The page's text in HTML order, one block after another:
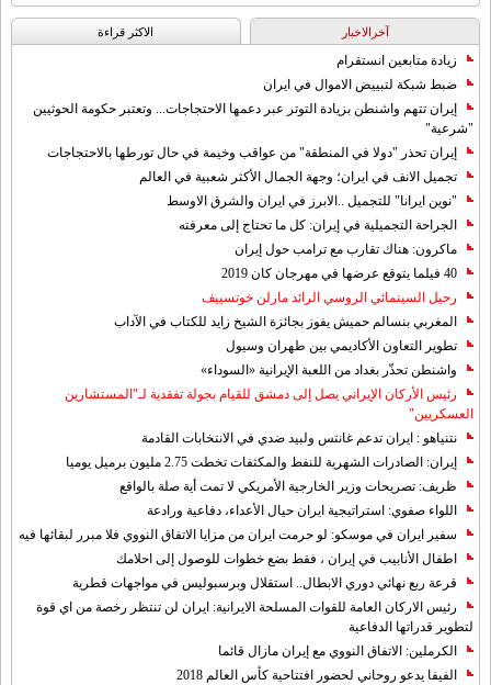
آخرالاخبار الاکثر قراءة
زيادة متابعين انستقرام
ضبط شبكة لتبييض الاموال في ايران
إيران تتهم واشنطن بزيادة التوتر عبر دعمها الاحتجاجات... وتعتبر حكومة الحوثيين
"شرعية"
إيران تحذر "دولا في المنطقة" من عواقب وخيمة في حال تورطها بالاحتجاجات
تجميل الانف في ايران؛ وجهة الجمال الأكثر شعبية في العالم
"نوين ايرانا" للتجميل ..الابرز في ايران والشرق الاوسط
الجراحة التجميلية في إيران: كل ما تحتاج إلى معرفته
ماكرون: هناك تقارب مع ترامب حول إيران
40 فيلما يتوقع عرضها في مهرجان كان 2019
رحيل السينمائي الروسي الرائد مارلن خوتسييف
المغربي بنسالم حميش يفوز بجائزة الشيخ زايد للكتاب في الآداب
تطوير التعاون الأكاديمي بين طهران وسيول
واشنطن تحذّر بغداد من اللعبة الإيرانية «السوداء»
رئيس الأركان الإيراني يصل إلى دمشق للقيام بجولة تفقدية لـ"المستشارين
العسكريين"
نتنياهو : ايران تدعم غانتس ولبيد ضدي في الانتخابات القادمة
إيران: الصادرات الشهریة للنفط والمكثفات تخطت 2.75 مليون برميل يوميا
ظريف: تصريحات وزير الخارجية الأمريكي لا تمت أية صلة بالواقع
اللواء صفوي: استراتيجية ايران حيال الأعداء، دفاعية ورادعة
سفير ايران في موسكو: لو حرمت ايران من مزايا الاتفاق النووي فلا مبرر لبقائها فيه
اطفال الأنابيب في إيران ، فقط بضع خطوات للوصول إلى احلامك
قرعة ربع نهائي دوري الابطال.. استقلال وبرسبوليس في مواجهات قطرية
رئيس الاركان العامة للقوات المسلحة الايرانية: ايران لن تنتظر رخصة من اي قوة
لتطوير قدراتها الدفاعية
الكرملين: الاتفاق النووي مع إيران مازال قائما
الفيفا يدعو روحاني لحضور افتتاحية كأس العالم 2018